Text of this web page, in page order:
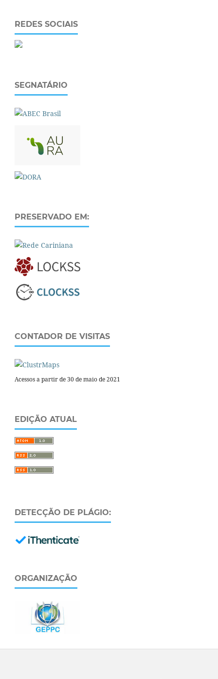
REDES SOCIAIS
SEGNATÁRIO
PRESERVADO EM:
CONTADOR DE VISITAS
Acessos a partir de 30 de maio de 2021
EDIÇÃO ATUAL
DETECÇÃO DE PLÁGIO:
ORGANIZAÇÃO